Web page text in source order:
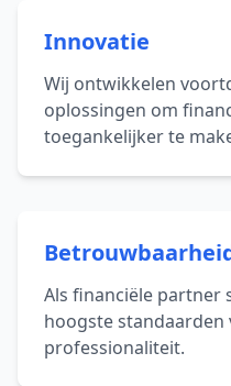
Innovatie
Wij ontwikkelen
oplossingen om
toegankelijker te
Als financiële partner
hoogste
professionaliteit.